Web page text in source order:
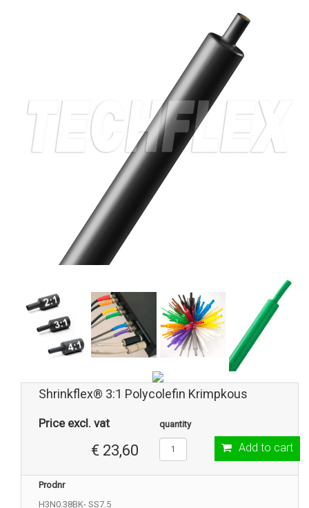
Shrinkflex® 3:1 Polycolefin Krimpkous
Price excl. vat
€ 23,60
quantity
Add to cart
Prodnr
H3N0.38BK- SS7.5